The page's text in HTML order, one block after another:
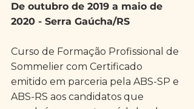
De outubro de 2019 a maio de
2020 - Serra Gaúcha/RS
Curso de Formação Profissional de
Sommelier com Certificado
emitido em parceria pela ABS-SP e
ABS-RS aos candidatos que